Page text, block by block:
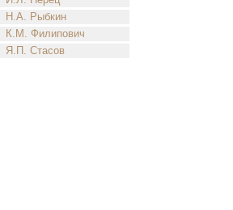
Н.А. Рыбкин
К.М. Филипович
Я.П. Стасов